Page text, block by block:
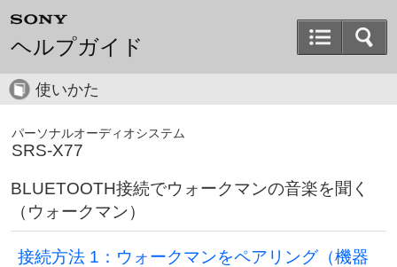
ヘルプガイド
使いかた
パーソナルオーディオシステム
SRS-X77
BLUETOOTH接続でウォークマンの音楽を聞く
（ウォークマン）
接続方法 1：ウォークマンをペアリング（機器